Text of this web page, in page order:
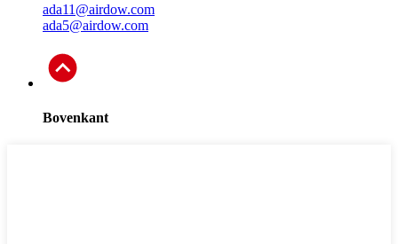
ada11@airdow.com
ada5@airdow.com
Bovenkant